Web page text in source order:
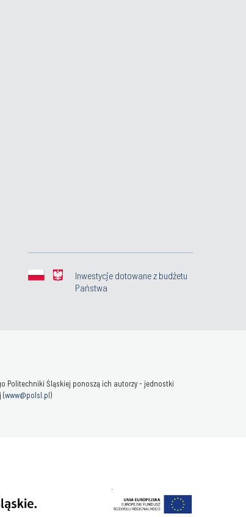
Inwestycje dotowane z budżetu
Państwa
Politechniki Śląskiej ponoszą ich autorzy - jednostki
(www@polsl.pl)